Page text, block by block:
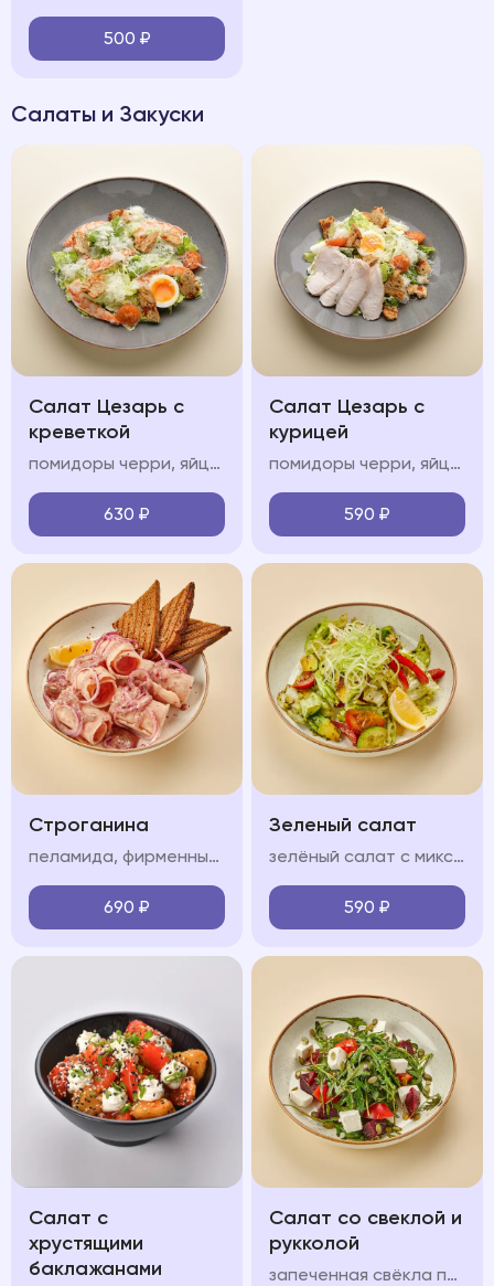
500 ₽
Салаты и Закуски
Салат Цезарь с
креветкой
помидоры черри, яйцо всмятку, креветки, соус «цезарь», зерновые крутоны
630 ₽
Салат Цезарь с
курицей
помидоры черри, яйцо всмятку, курица, соус «цезарь», зерновые крутоны
590 ₽
Строганина
пеламида, фирменный соус, красный лук, лимон, тост из черного хлеба
690 ₽
Зеленый салат
зелёный салат с миксом салата, огурцом, болгарским перцем, сельдереем, авокадо, черри и соусом песто
590 ₽
Салат с
хрустящими
баклажанами
Салат со свеклой и
рукколой
запеченная свёкла подается с сыром фета, орехово-медовой заправкой и тыквенными семечками с добавлением руколы